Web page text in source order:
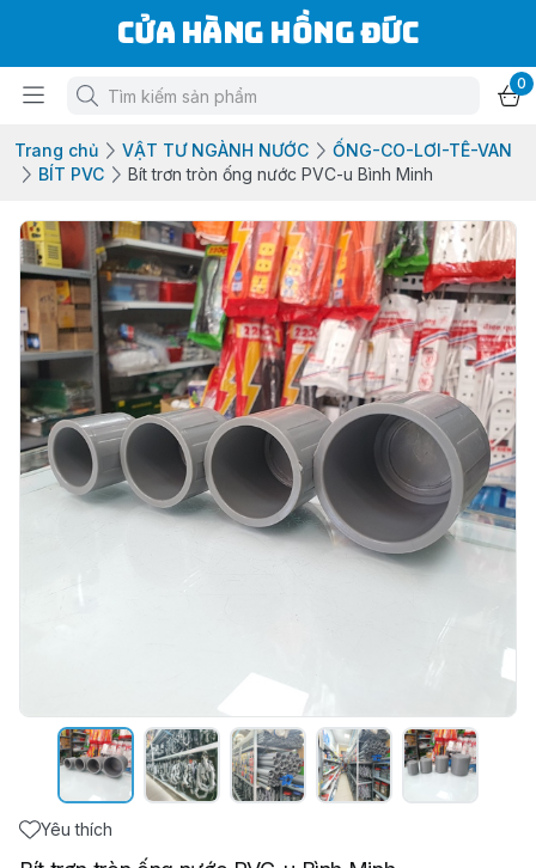
Cửa Hàng Hồng Đức
0
Trang chủ VẬT TƯ NGÀNH NƯỚC
ỐNG-CO-LƠI-TÊ-VAN
BÍT PVC
Bít trơn tròn ống nước PVC-u Bình Minh
Yêu thích